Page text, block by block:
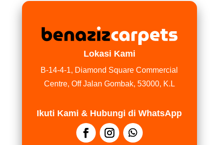
Lokasi Kami
B-14-4-1, Diamond Square Commercial
Centre, Off Jalan Gombak, 53000, K.L
Ikuti Kami & Hubungi di WhatsApp